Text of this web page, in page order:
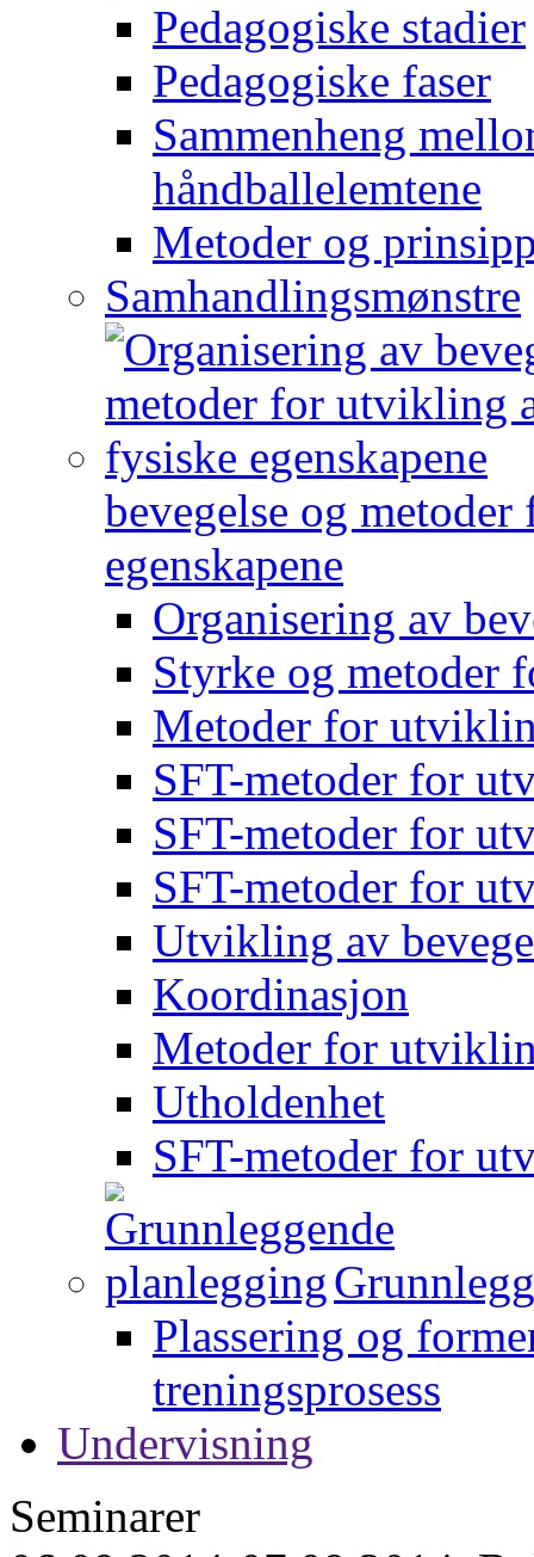
Pedagogiske stadier
Pedagogiske faser
Sammenheng
håndballelemtene
Metoder og
Samhandlingsmønstre
bevegelse og
egenskapene
Organisering av
Styrke og metoder
Metoder for
SFT-metoder for
SFT-metoder for
SFT-metoder for
Utvikling av
Koordinasjon
Metoder for
Utholdenhet
SFT-metoder for
Plassering og
treningsprosess
Undervisning
Seminarer